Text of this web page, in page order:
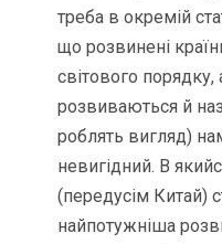
треба в окремій
що розвинені
світового порядку,
розвиваються й
роблять вигляд)
невигідний. В
(передусім Китай)
найпотужніша